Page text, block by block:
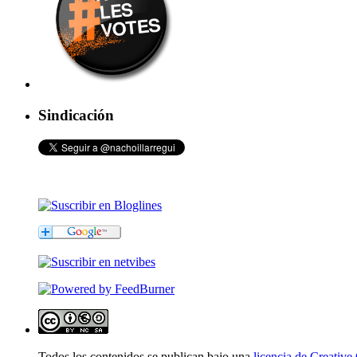
Sindicación